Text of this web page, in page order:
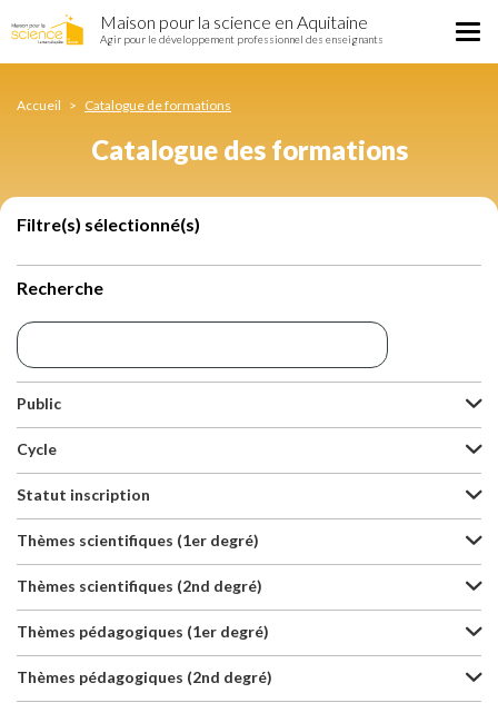
Catalogue
des
au
Maison pour la science en Aquitaine
Agir pour le développement professionnel des enseignants
Accueil Catalogue de formations
Catalogue des formations
Filtre(s) sélectionné(s)
Recherche
Public
Cycle
Statut inscription
Thèmes scientifiques (1er degré)
Thèmes scientifiques (2nd degré)
Thèmes pédagogiques (1er degré)
Thèmes pédagogiques (2nd degré)